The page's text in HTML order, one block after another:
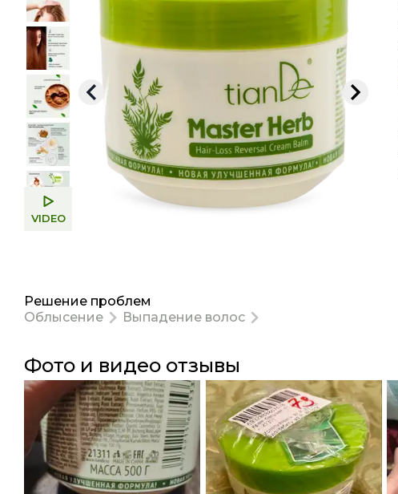
VIDEO
Решение проблем
Облысение
Выпадение волос
фото и видео отзывы